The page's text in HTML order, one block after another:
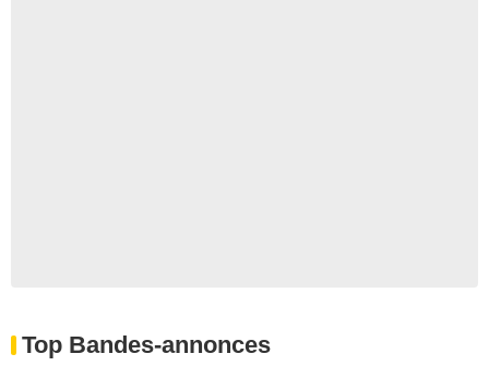
Top Bandes-annonces